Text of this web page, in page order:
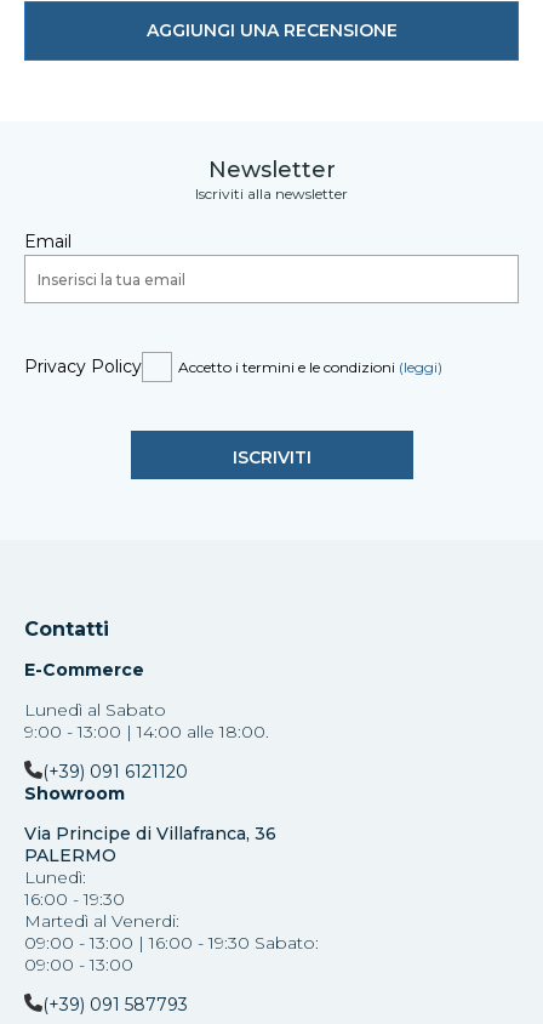
AGGIUNGI UNA RECENSIONE
Newsletter
Iscriviti alla newsletter
Email
Privacy Policy Accetto i termini e le condizioni (leggi)
Contatti
E-Commerce
Lunedì al Sabato
9:00 - 13:00 | 14:00 alle 18:00.
(+39) 091 6121120
Showroom
Via Principe di Villafranca, 36
PALERMO
Lunedì:
16:00 - 19:30
Martedì al Venerdi:
09:00 - 13:00 | 16:00 - 19:30 Sabato:
09:00 - 13:00
(+39) 091 587793